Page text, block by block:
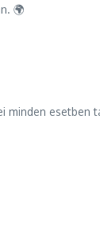
🌍
minden esetben